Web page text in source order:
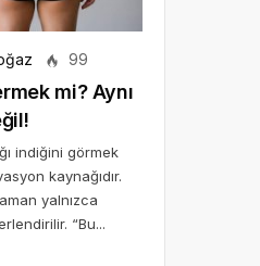
99
mi? Aynı
indiğini görmek
kaynağıdır.
yalnızca
“Bu...